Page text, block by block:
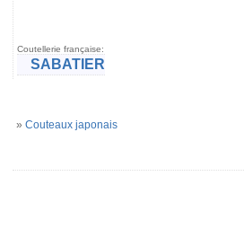
Coutellerie française:
SABATIER
» Couteaux japonais